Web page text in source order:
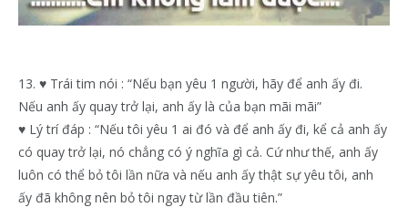
13. ♥ Trái tim nói : “Nếu bạn yêu 1 người, hãy để anh ấy đi.
Nếu anh ấy quay trở lại, anh ấy là của bạn mãi mãi”
♥ Lý trí đáp : “Nếu tôi yêu 1 ai đó và để anh ấy đi, kể cả anh ấy
có quay trở lại, nó chẳng có ý nghĩa gì cả. Cứ như thế, anh ấy
luôn có thể bỏ tôi lần nữa và nếu anh ấy thật sự yêu tôi, anh
ấy đã không nên bỏ tôi ngay từ lần đầu tiên.”